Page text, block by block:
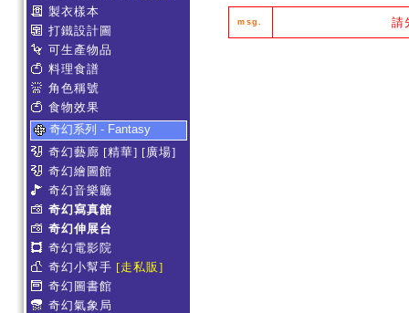
製衣樣本
打鐵設計圖
可生產物品
料理食譜
角色稱號
食物效果
奇幻系列 - Fantasy
奇幻藝廊 [精華] [廣場]
奇幻繪圖館
奇幻音樂廳
奇幻寫真館
奇幻伸展台
奇幻電影院
奇幻小幫手 [走私販]
奇幻圖書館
奇幻氣象局
msg. 請